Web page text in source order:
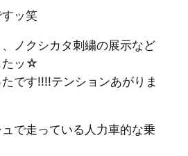
ッ笑
ノクシカタ刺繍の展示など
たッ☆
です!!!!テンションあがりま
で走っている人力車的な乗